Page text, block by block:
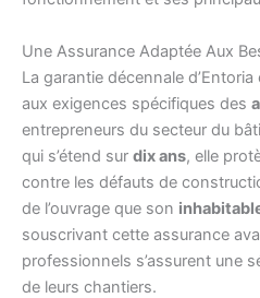
Une Assurance Adaptée Aux
La garantie décennale
aux exigences spécifiques des
entrepreneurs du secteur du
qui s’étend sur dix ans, elle
contre les défauts de
de l’ouvrage que son
souscrivant cette assurance
professionnels s’assurent une
de leurs chantiers.